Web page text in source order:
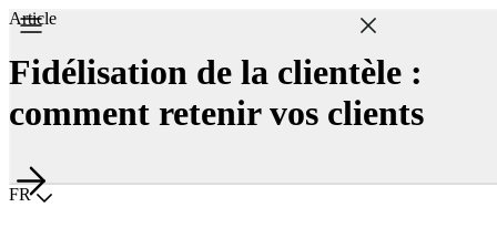
Choisir la langue
FR
Article
Fidélisation de la clientèle :
comment retenir vos clients